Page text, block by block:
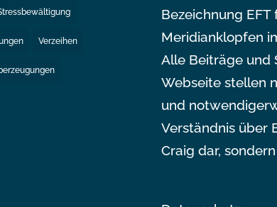
Verzeihen
Bezeichnung EFT
Meridianklopfen
Alle Beiträge und
Webseite stellen
und
Verständnis über
Craig dar,